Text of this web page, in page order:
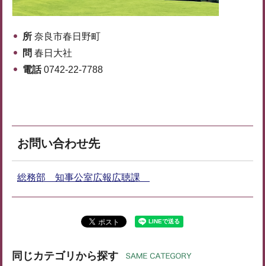
所 奈良市春日野町
問 春日大社
電話0742-22-7788
お問い合わせ先
総務部 知事公室広報広聴課
同じカテゴリから探す